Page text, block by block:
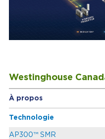
Westinghouse
À propos
Technologie
AP300™ SMR